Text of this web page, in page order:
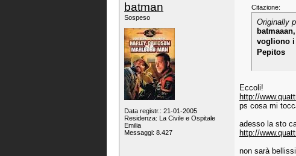
batman
Sospeso
Data registr.: 21-01-2005
Residenza: La Civile e Ospitale
Emilia
Messaggi: 8.427
Citazione:
Originally
vogliono i
Pepitos
Eccoli!
http://
ps cosa mi
adesso la sto
http://
non sarà